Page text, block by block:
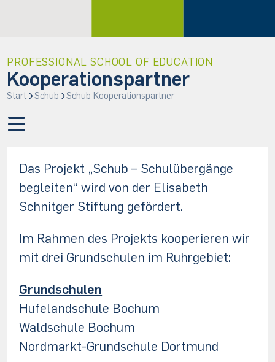
PROFESSIONAL SCHOOL OF EDUCATION
Kooperationspartner
Start Schub Schub Kooperationspartner
Das Projekt „Schub – Schulübergänge
begleiten“ wird von der Elisabeth
Schnitger Stiftung gefördert.
Im Rahmen des Projekts kooperieren wir
mit drei Grundschulen im Ruhrgebiet:
Grundschulen
Hufelandschule Bochum
Waldschule Bochum
Nordmarkt-Grundschule Dortmund